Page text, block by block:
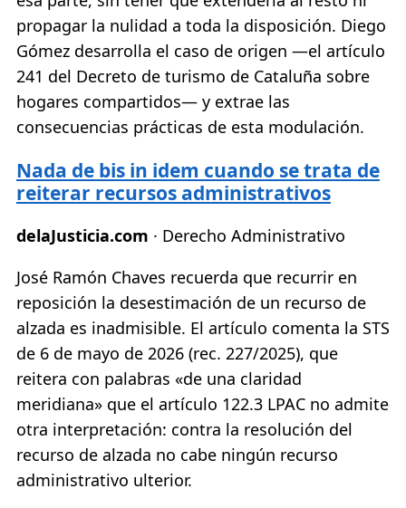
propagar la nulidad a toda la disposición. Diego
Gómez desarrolla el caso de origen —el artículo
241 del Decreto de turismo de Cataluña sobre
hogares compartidos— y extrae las
consecuencias prácticas de esta modulación.
Nada de bis in idem cuando se trata de
reiterar recursos administrativos
delaJusticia.com · Derecho Administrativo
José Ramón Chaves recuerda que recurrir en
reposición la desestimación de un recurso de
alzada es inadmisible. El artículo comenta la STS
de 6 de mayo de 2026 (rec. 227/2025), que
reitera con palabras «de una claridad
meridiana» que el artículo 122.3 LPAC no admite
otra interpretación: contra la resolución del
recurso de alzada no cabe ningún recurso
administrativo ulterior.